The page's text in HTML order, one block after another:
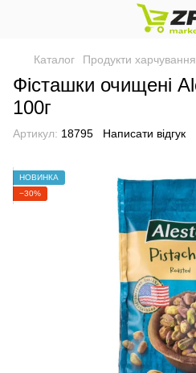
Каталог Продукти
Фісташки очищені
100г
Артикул: 18795 Написати відгук
НОВИНКА
−30%